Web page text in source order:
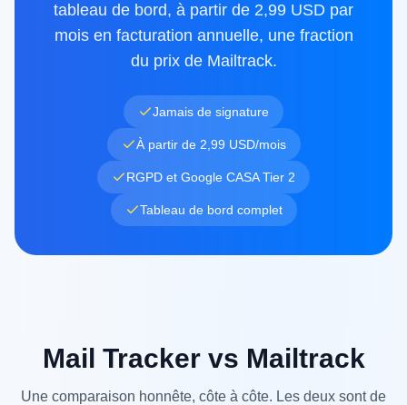
tableau de bord, à partir de 2,99 USD par
mois en facturation annuelle, une fraction
du prix de Mailtrack.
Jamais de signature
À partir de 2,99 USD/mois
RGPD et Google CASA Tier 2
Tableau de bord complet
Mail Tracker vs Mailtrack
Une comparaison honnête, côte à côte. Les deux sont de